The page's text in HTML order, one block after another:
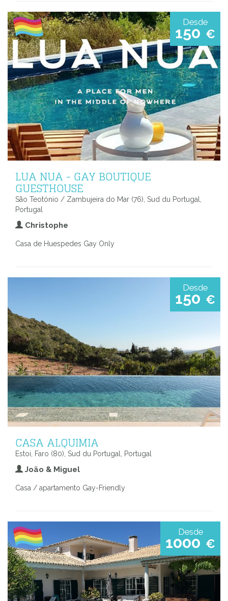
Desde
150 €
LUA NUA - GAY BOUTIQUE
GUESTHOUSE
São Teotónio / Zambujeira do Mar (76), Sud du Portugal,
Portugal
Christophe
Casa de Huespedes Gay Only
Desde
150 €
CASA ALQUIMIA
Estoi, Faro (80), Sud du Portugal, Portugal
João & Miguel
Casa / apartamento Gay-Friendly
Desde
1000 €